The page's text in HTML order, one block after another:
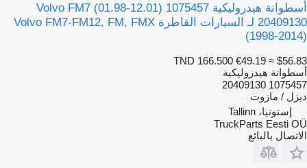
أسطوانة هيدروليكية Volvo FM7 (01.98-12.01) 1075457
20409130 لـ السيارات القاطرة Volvo FM7-FM12, FM, FMX
(1998-2014)
TND 166.500 €49.19 ≈ $56.83
أسطوانة هيدروليكية
1075457 20409130
ديزل / مازوت
إستونيا، Tallinn
TruckParts Eesti OÜ
الاتصال بالبائع